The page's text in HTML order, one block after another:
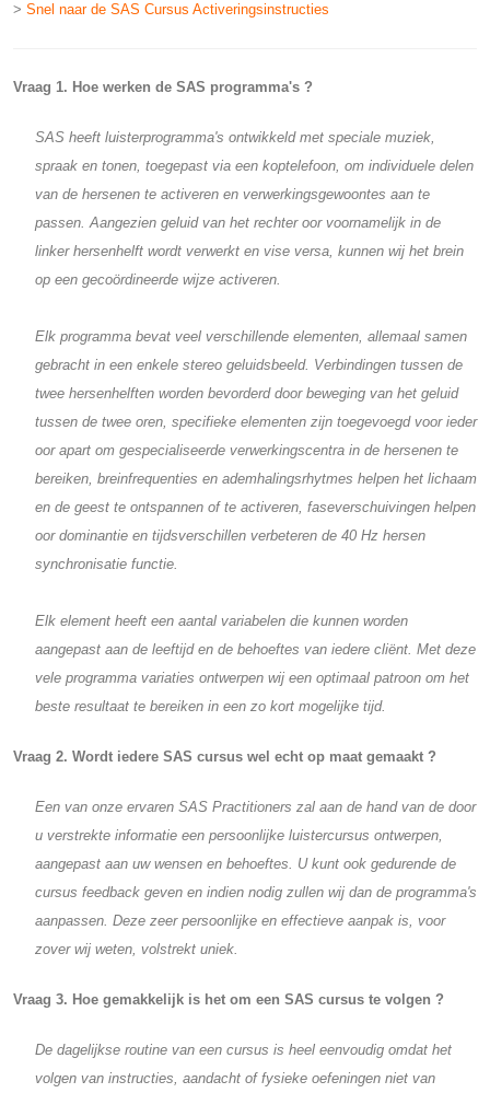
> Snel naar de SAS Cursus Activeringsinstructies
Vraag 1. Hoe werken de SAS programma's ?
SAS heeft luisterprogramma's ontwikkeld met speciale muziek,
spraak en tonen, toegepast via een koptelefoon, om individuele delen
van de hersenen te activeren en verwerkingsgewoontes aan te
passen. Aangezien geluid van het rechter oor voornamelijk in de
linker hersenhelft wordt verwerkt en vise versa, kunnen wij het brein
op een gecoördineerde wijze activeren.
Elk programma bevat veel verschillende elementen, allemaal samen
gebracht in een enkele stereo geluidsbeeld. Verbindingen tussen de
twee hersenhelften worden bevorderd door beweging van het geluid
tussen de twee oren, specifieke elementen zijn toegevoegd voor ieder
oor apart om gespecialiseerde verwerkingscentra in de hersenen te
bereiken, breinfrequenties en ademhalingsrhytmes helpen het lichaam
en de geest te ontspannen of te activeren, faseverschuivingen helpen
oor dominantie en tijdsverschillen verbeteren de 40 Hz hersen
synchronisatie functie.
Elk element heeft een aantal variabelen die kunnen worden
aangepast aan de leeftijd en de behoeftes van iedere cliënt. Met deze
vele programma variaties ontwerpen wij een optimaal patroon om het
beste resultaat te bereiken in een zo kort mogelijke tijd.
Vraag 2. Wordt iedere SAS cursus wel echt op maat gemaakt ?
Een van onze ervaren SAS Practitioners zal aan de hand van de door
u verstrekte informatie een persoonlijke luistercursus ontwerpen,
aangepast aan uw wensen en behoeftes. U kunt ook gedurende de
cursus feedback geven en indien nodig zullen wij dan de programma's
aanpassen. Deze zeer persoonlijke en effectieve aanpak is, voor
zover wij weten, volstrekt uniek.
Vraag 3. Hoe gemakkelijk is het om een SAS cursus te volgen ?
De dagelijkse routine van een cursus is heel eenvoudig omdat het
volgen van instructies, aandacht of fysieke oefeningen niet van